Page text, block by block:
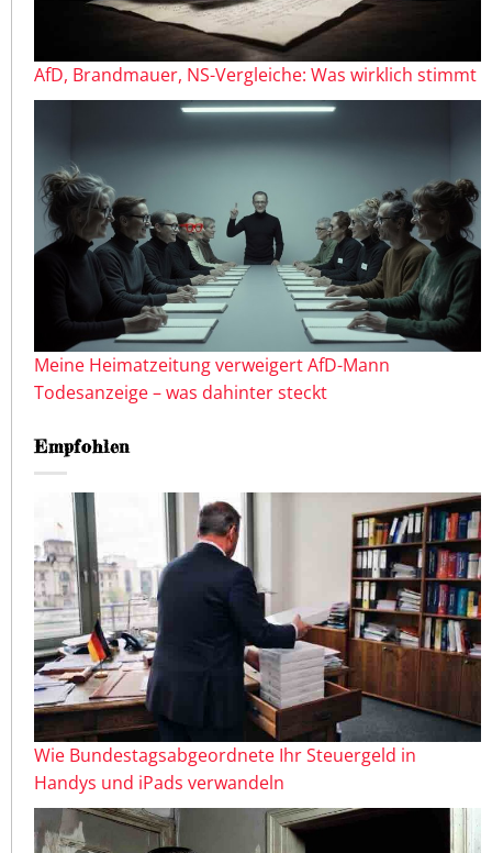
AfD, Brandmauer, NS-Vergleiche: Was wirklich stimmt
Meine Heimatzeitung verweigert AfD-Mann
Todesanzeige – was dahinter steckt
Empfohlen
Wie Bundestagsabgeordnete Ihr Steuergeld in
Handys und iPads verwandeln